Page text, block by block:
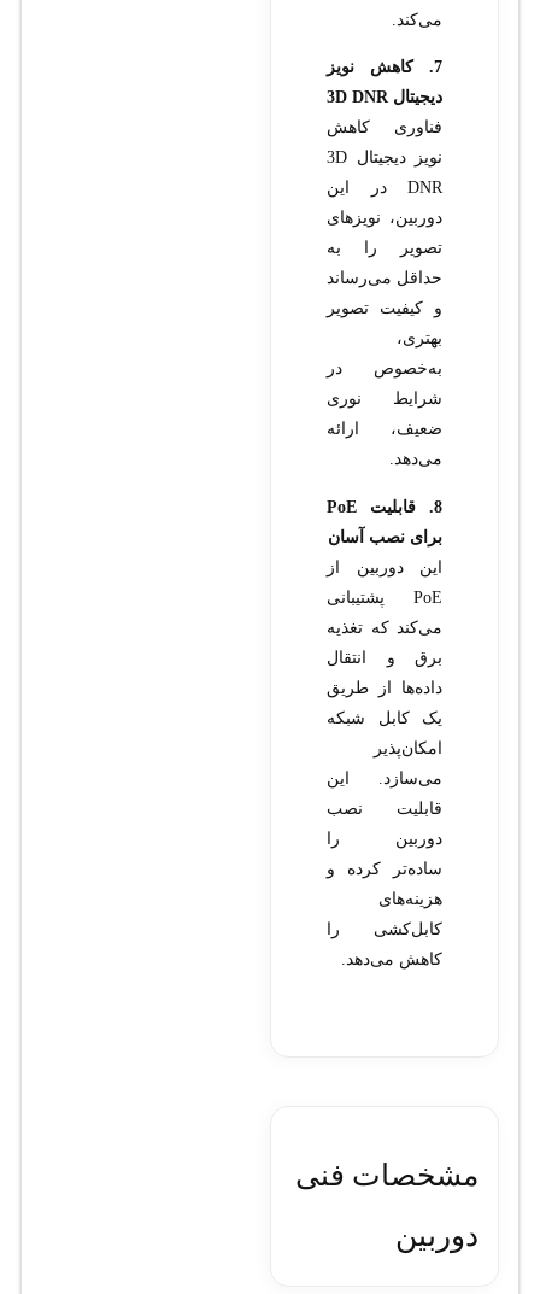
می‌کند.
7. کاهش نویز
دیجیتال 3D DNR
فناوری کاهش
نویز دیجیتال 3D
DNR در این
دوربین، نویزهای
تصویر را به
حداقل می‌رساند
و کیفیت تصویر
بهتری،
به‌خصوص در
شرایط نوری
ضعیف، ارائه
می‌دهد.
8. قابلیت PoE
برای نصب آسان
این دوربین از
PoE پشتیبانی
می‌کند که تغذیه
برق و انتقال
داده‌ها از طریق
یک کابل شبکه
امکان‌پذیر
می‌سازد. این
قابلیت نصب
دوربین را
ساده‌تر کرده و
هزینه‌های
کابل‌کشی را
کاهش می‌دهد.
مشخصات فنی
دوربین